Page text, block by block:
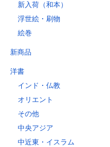
新入荷（和本）
浮世絵・刷物
絵巻
新商品
洋書
インド・仏教
オリエント
その他
中央アジア
中近東・イスラム